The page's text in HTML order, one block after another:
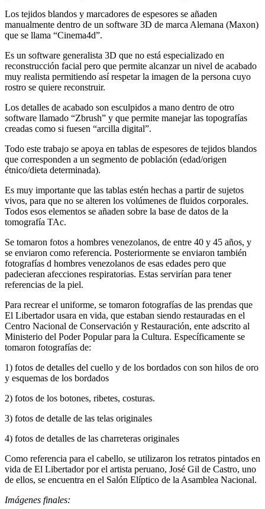
Los tejidos blandos y marcadores de espesores se añaden
manualmente dentro de un software 3D de marca Alemana (Maxon)
que se llama “Cinema4d”.
Es un software generalista 3D que no está especializado en
reconstrucción facial pero que permite alcanzar un nivel de acabado
muy realista permitiendo así respetar la imagen de la persona cuyo
rostro se quiere reconstruir.
Los detalles de acabado son esculpidos a mano dentro de otro
software llamado “Zbrush” y que permite manejar las topografías
creadas como si fuesen “arcilla digital”.
Todo este trabajo se apoya en tablas de espesores de tejidos blandos
que corresponden a un segmento de población (edad/origen
étnico/dieta determinada).
Es muy importante que las tablas estén hechas a partir de sujetos
vivos, para que no se alteren los volúmenes de fluidos corporales.
Todos esos elementos se añaden sobre la base de datos de la
tomografía TAc.
Se tomaron fotos a hombres venezolanos, de entre 40 y 45 años, y
se enviaron como referencia. Posteriormente se enviaron también
fotografías d hombres venezolanos de esas edades pero que
padecieran afecciones respiratorias. Estas servirían para tener
referencias de la piel.
Para recrear el uniforme, se tomaron fotografías de las prendas que
El Libertador usara en vida, que estaban siendo restauradas en el
Centro Nacional de Conservación y Restauración, ente adscrito al
Ministerio del Poder Popular para la Cultura. Específicamente se
tomaron fotografías de:
1) fotos de detalles del cuello y de los bordados con son hilos de oro
y esquemas de los bordados
2) fotos de los botones, ribetes, costuras.
3) fotos de detalle de las telas originales
4) fotos de detalles de las charreteras originales
Como referencia para el cabello, se utilizaron los retratos pintados en
vida de El Libertador por el artista peruano, José Gil de Castro, uno
de ellos, se encuentra en el Salón Elíptico de la Asamblea Nacional.
Imágenes finales: